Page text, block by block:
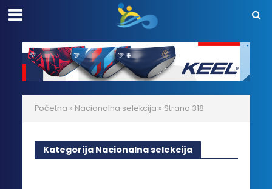
Početna » Nacionalna selekcija » Strana 318
Kategorija Nacionalna selekcija